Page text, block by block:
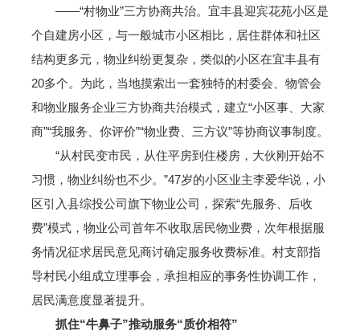
——“村物业”三方协商共治。宜丰县迎宾花苑小区是
个自建房小区，与一般城市小区相比，居住群体和社区
结构更多元，物业纠纷更复杂，类似的小区在宜丰县有
20多个。为此，当地摸索出一套独特的村委会、物管会
和物业服务企业三方协商共治模式，建立“小区事、大家
商”“我服务、你评价”“物业费、三方议”等协商议事制度。
“从村民变市民，从住平房到住楼房，大伙刚开始不
习惯，物业纠纷也不少。”47岁的小区业主李爱华说，小
区引入县综投公司旗下物业公司，探索“先服务、后收
费”模式，物业公司首年不收取居民物业费，次年根据服
务情况征求居民意见商讨确定服务收费标准。村支部指
导村民小组成立理事会，承担相应的事务性协调工作，
居民满意度显著提升。
抓住“牛鼻子”推动服务“质价相符”